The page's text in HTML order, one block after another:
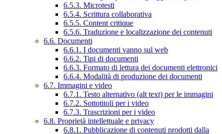
6.5.3. Microtesti
6.5.4. Scrittura collaborativa
6.5.5. Content critique
6.5.6. Traduzione e localizzazione dei contenuti
6.6. Documenti
6.6.1. I documenti vanno sul web
6.6.2. Tipi di documenti
6.6.3. Formato di lettura dei documenti elettronici
6.6.4. Modalità di produzione dei documenti
6.7. Immagini e video
6.7.1. Testo alternativo (alt text) per le immagini
6.7.2. Sottotitoli per i video
6.7.3. Trascrizioni per i video
6.8. Proprietà intellettuale e privacy
6.8.1. Pubblicazione di contenuti prodotti dalla